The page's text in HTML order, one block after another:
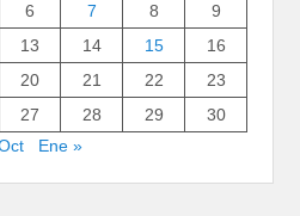
6 7 8
9
13 14 15
16
20 21 22
23
27 28 29
30
Ene »